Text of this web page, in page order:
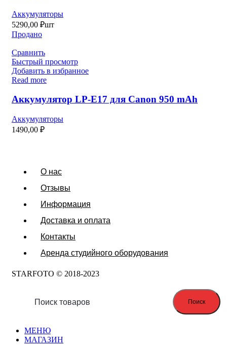
Аккумуляторы
5290,00 ₽шт
Продано
Сравнить
Быстрый просмотр
Добавить в избранное
Read more
Аккумулятор LP-E17 для Canon 950 mAh
Аккумуляторы
1490,00 ₽
О нас
Отзывы
Информация
Доставка и оплата
Контакты
Аренда студийного оборудования
STARFOTO © 2018-2023
Поиск
МЕНЮ
МАГАЗИН